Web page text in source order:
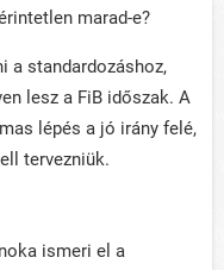
marad-e?
a standardozáshoz,
lesz a FiB időszak. A
lépés a jó irány felé,
tervezniük.
ismeri el a